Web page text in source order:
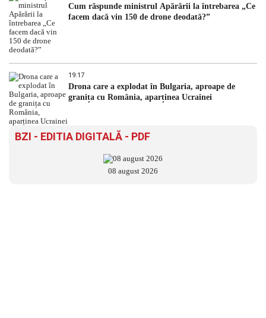
Cum răspunde ministrul Apărării la întrebarea „Ce
facem dacă vin 150 de drone deodată?”
19:17
Drona care a explodat în Bulgaria, aproape de
granița cu România, aparținea Ucrainei
BZI - EDITIA DIGITALĂ - PDF
08 august 2026